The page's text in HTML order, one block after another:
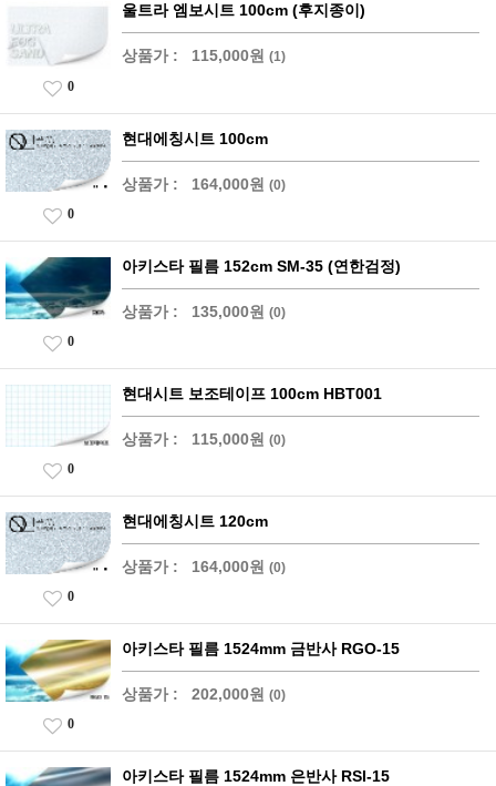
울트라 엠보시트 100cm (후지종이)
상품가 : 115,000원 (1)
0
현대에칭시트 100cm
상품가 : 164,000원 (0)
0
아키스타 필름 152cm SM-35 (연한검정)
상품가 : 135,000원 (0)
0
현대시트 보조테이프 100cm HBT001
상품가 : 115,000원 (0)
0
현대에칭시트 120cm
상품가 : 164,000원 (0)
0
아키스타 필름 1524mm 금반사 RGO-15
상품가 : 202,000원 (0)
0
아키스타 필름 1524mm 은반사 RSI-15